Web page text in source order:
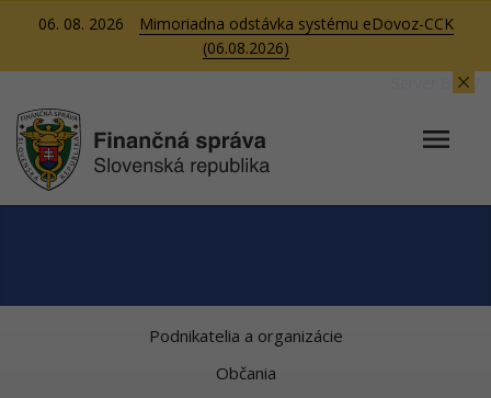
06. 08. 2026
Mimoriadna odstávka systému eDovoz-CCK
(06.08.2026)
Server BB07
Podnikatelia a organizácie
Občania